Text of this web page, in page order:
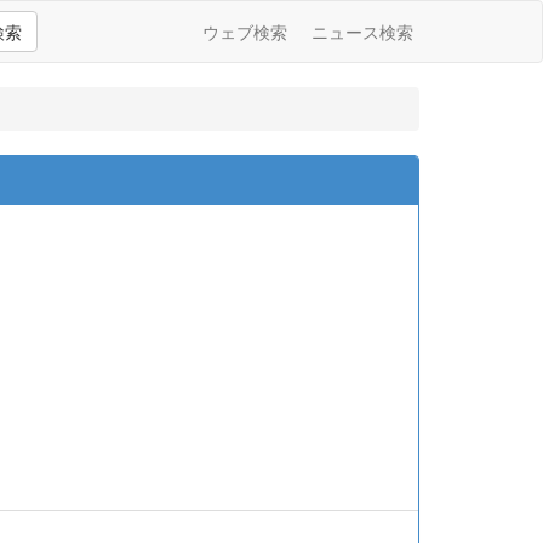
索 ウェブ検索 ニュース検索